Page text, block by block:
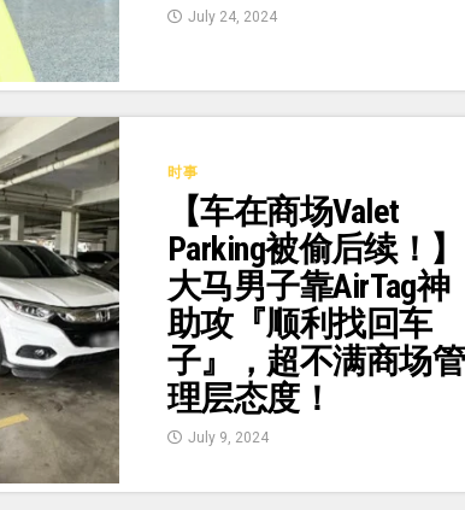
July 24, 2024
时事
【车在商场Valet
Parking被偷后续！】
大马男子靠AirTag神
助攻『顺利找回车
子』，超不满商场管
理层态度！
July 9, 2024